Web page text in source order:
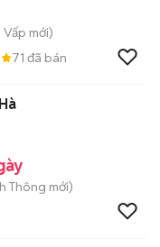
Vấp mới)
71 đã bán
Thông mới)